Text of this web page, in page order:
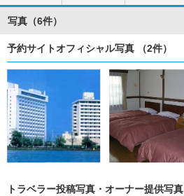
写真（6件）
予約サイトオフィシャル写真 （2件）
トラベラー投稿写真・オーナー提供写真